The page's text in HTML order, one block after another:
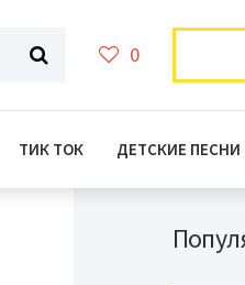
0
ТИК ТОК ДЕТСКИЕ ПЕСНИ